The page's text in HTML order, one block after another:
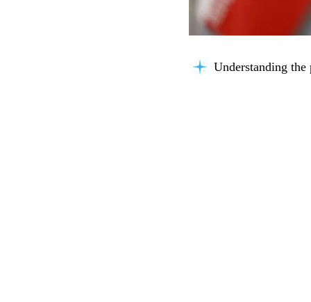
Understanding the